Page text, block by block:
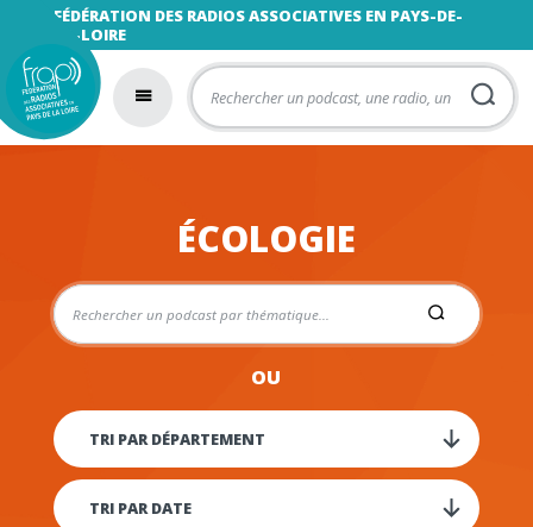
FÉDÉRATION DES RADIOS ASSOCIATIVES EN PAYS-DE-
LA-LOIRE
ÉCOLOGIE
OU